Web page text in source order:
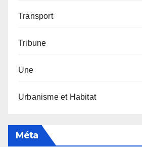
Transport
Tribune
Une
Urbanisme et Habitat
Méta